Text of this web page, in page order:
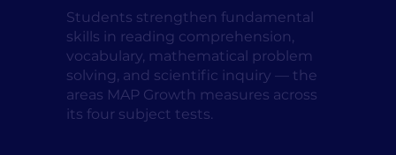
Students strengthen fundamental
skills in reading comprehension,
vocabulary, mathematical problem
solving, and scientific inquiry — the
areas MAP Growth measures across
its four subject tests.